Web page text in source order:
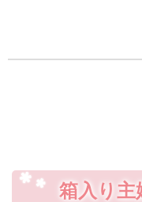
箱入り